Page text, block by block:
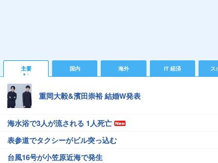
主要 国内 海外 IT 経済 ス
重岡大毅&濱田崇裕 結婚W発表
海水浴で3人が流される 1人死亡
表参道でタクシーがビル突っ込む
台風16号が小笠原近海で発生